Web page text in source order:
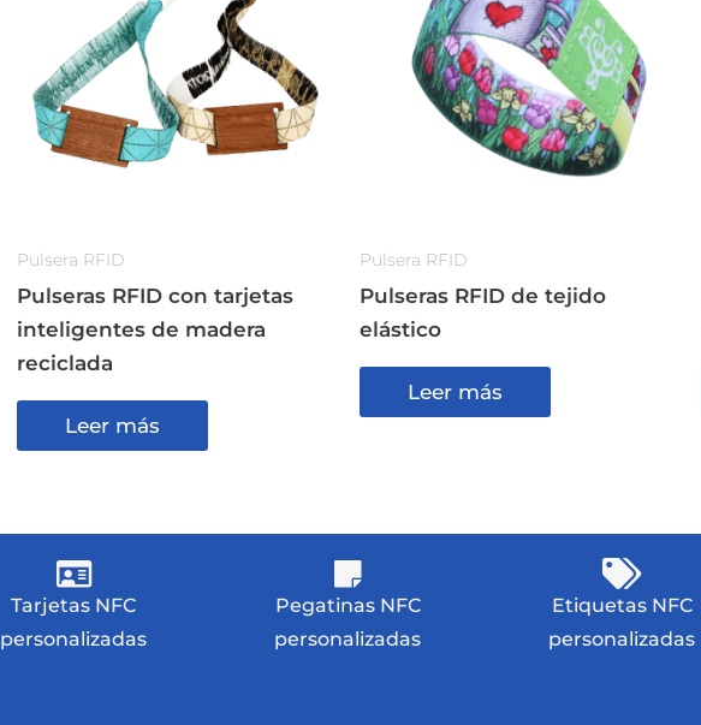
Pulsera RFID
Pulseras RFID con tarjetas
inteligentes de madera
reciclada
Leer más
Pulsera RFID
Pulseras RFID de tejido
elástico
Leer más
Tarjetas NFC
personalizadas
Pegatinas NFC
personalizadas
Etiquetas NFC
personalizadas